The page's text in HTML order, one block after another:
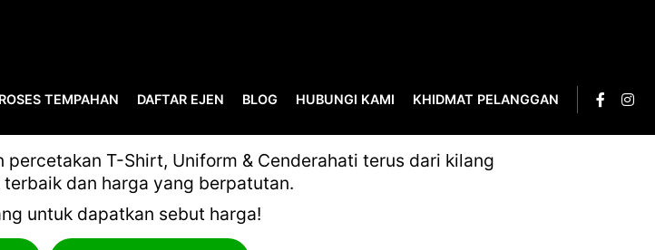
TEMPAHAN DAFTAR EJEN BLOG HUBUNGI KAMI KHIDMAT PELANGGAN
T-Shirt, Uniform & Cenderahati terus dari kilang
dan harga yang berpatutan.
untuk dapatkan sebut harga!